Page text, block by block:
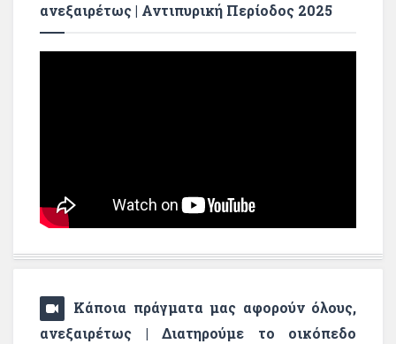
ανεξαιρέτως | Αντιπυρική Περίοδος 2025
Κάποια πράγματα μας αφορούν όλους,
ανεξαιρέτως | Διατηρούμε το οικόπεδο